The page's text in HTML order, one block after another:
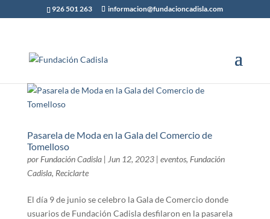
926 501 263 informacion@fundacioncadisla.com
Pasarela de Moda en la Gala del Comercio de
Tomelloso
por Fundación Cadisla| Jun 12, 2023| eventos, Fundación
Cadisla, Reciclarte
El día 9 de junio se celebro la Gala de Comercio donde
usuarios de Fundación Cadisla desfilaron en la pasarela